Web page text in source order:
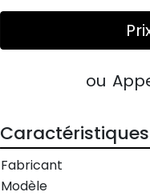
ou
Caractéristiques
Fabricant
Modèle